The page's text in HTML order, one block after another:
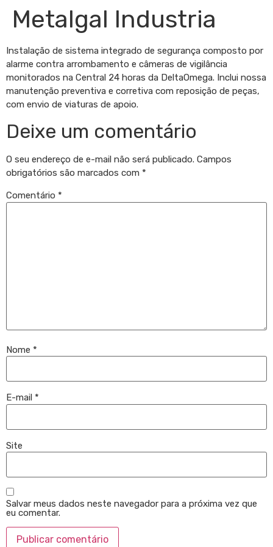
Metalgal Industria
Instalação de sistema integrado de segurança composto por
alarme contra arrombamento e câmeras de vigilância
monitorados na Central 24 horas da DeltaOmega. Inclui nossa
manutenção preventiva e corretiva com reposição de peças,
com envio de viaturas de apoio.
Deixe um comentário
O seu endereço de e-mail não será publicado. Campos
obrigatórios são marcados com *
Comentário *
Nome *
E-mail *
Site
Salvar meus dados neste navegador para a próxima vez que
eu comentar.